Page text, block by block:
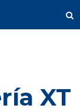
XT